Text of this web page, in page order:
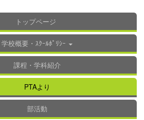
トップページ
学校概要・ｽｸｰﾙﾎﾟﾘｼｰ
課程・学科紹介
PTAより
部活動